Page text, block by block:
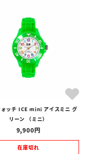
ォッチ ICE mini アイスミニ グ
リーン （ミニ）
9,900
在庫切れ